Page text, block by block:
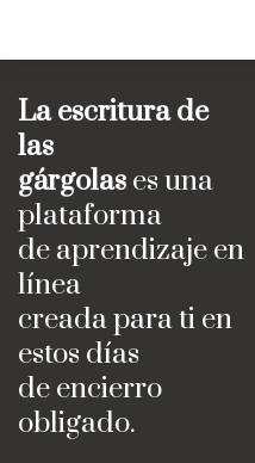
La escritura de
las
gárgolas es una
plataforma
de aprendizaje en
línea
creada para ti en
estos días
de encierro
obligado.